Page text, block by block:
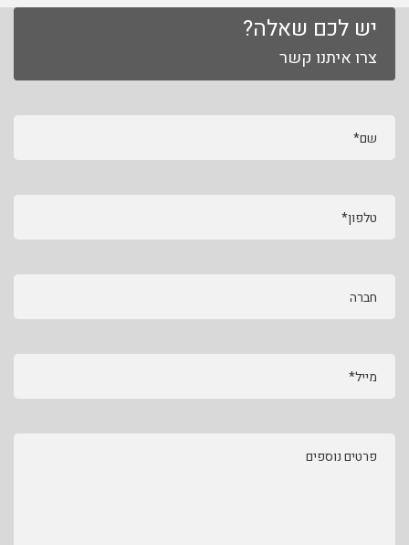
יש לכם שאלה?
צרו איתנו קשר
שם*
טלפון*
חברה
מייל*
פרטים נוספים